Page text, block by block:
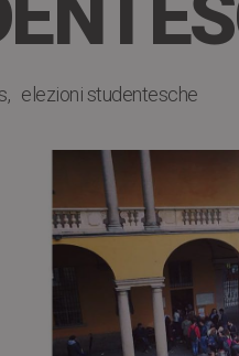
elezioni studentesche